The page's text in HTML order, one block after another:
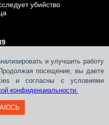
и улучшить работу
посещение, вы даете
и согласны с условиями
конфиденциальности.
убийство
феникс